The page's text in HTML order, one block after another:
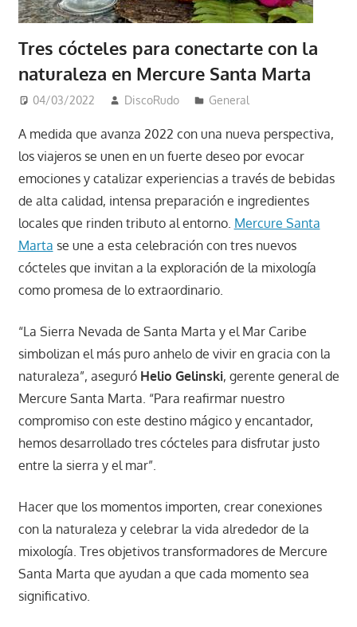
Tres cócteles para conectarte con la
naturaleza en Mercure Santa Marta
04/03/2022 DiscoRudo General
A medida que avanza 2022 con una nueva perspectiva,
los viajeros se unen en un fuerte deseo por evocar
emociones y catalizar experiencias a través de bebidas
de alta calidad, intensa preparación e ingredientes
locales que rinden tributo al entorno. Mercure Santa
Marta se une a esta celebración con tres nuevos
cócteles que invitan a la exploración de la mixología
como promesa de lo extraordinario.
“La Sierra Nevada de Santa Marta y el Mar Caribe
simbolizan el más puro anhelo de vivir en gracia con la
naturaleza”, aseguró Helio Gelinski, gerente general de
Mercure Santa Marta. “Para reafirmar nuestro
compromiso con este destino mágico y encantador,
hemos desarrollado tres cócteles para disfrutar justo
entre la sierra y el mar”.
Hacer que los momentos importen, crear conexiones
con la naturaleza y celebrar la vida alrededor de la
mixología. Tres objetivos transformadores de Mercure
Santa Marta que ayudan a que cada momento sea
significativo.